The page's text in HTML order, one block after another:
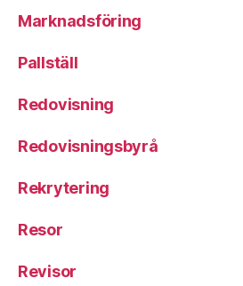
Marknadsföring
Pallställ
Redovisning
Redovisningsbyrå
Rekrytering
Resor
Revisor